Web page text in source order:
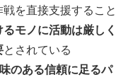
を直接支援すること
モノに活動は厳しく
とされている
のある信頼に足るパ